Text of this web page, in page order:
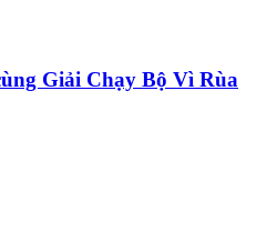
Giải Chạy Bộ Vì Rùa